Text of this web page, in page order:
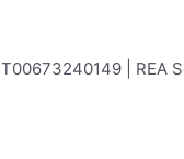
| REA